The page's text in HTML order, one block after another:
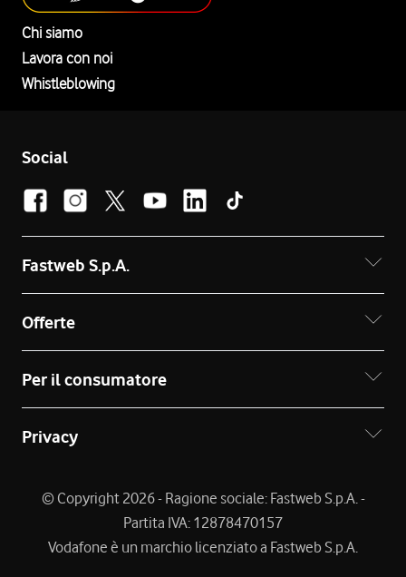
Chi siamo
Lavora con noi
Whistleblowing
Social
Fastweb S.p.A.
Offerte
Per il consumatore
Privacy
© Copyright 2026 - Ragione sociale: Fastweb S.p.A. -
Partita IVA: 12878470157
Vodafone è un marchio licenziato a Fastweb S.p.A.